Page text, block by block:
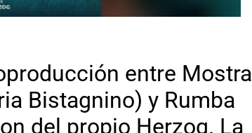
entre Mostra
Bistagnino) y Rumba
del propio Herzog. La